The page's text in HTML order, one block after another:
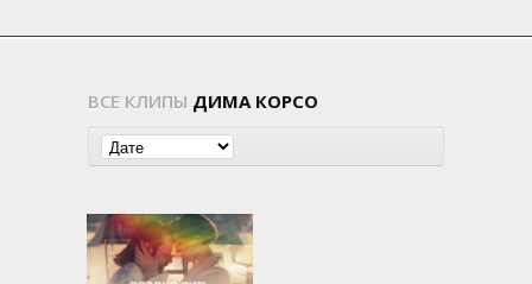
ВСЕ КЛИПЫ ДИМА КОРСО